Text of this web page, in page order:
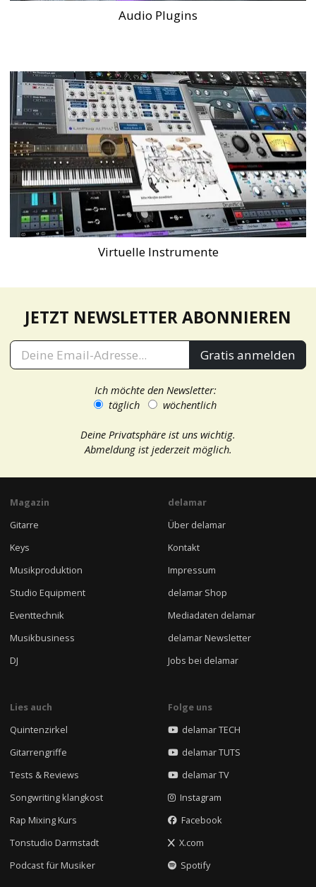
Audio Plugins
Virtuelle Instrumente
JETZT NEWSLETTER ABONNIEREN
Gratis anmelden
Ich möchte den Newsletter:
täglich
wöchentlich
Deine Privatsphäre ist uns wichtig.
Abmeldung ist jederzeit möglich.
Magazin
Gitarre
Keys
Musikproduktion
Studio Equipment
Eventtechnik
Musikbusiness
DJ
delamar
Über delamar
Kontakt
Impressum
delamar Shop
Mediadaten delamar
delamar Newsletter
Jobs bei delamar
Lies auch
Quintenzirkel
Gitarrengriffe
Tests & Reviews
Songwriting klangkost
Rap Mixing Kurs
Tonstudio Darmstadt
Podcast für Musiker
Folge uns
delamar TECH
delamar TUTS
delamar TV
Instagram
Facebook
X.com
Spotify